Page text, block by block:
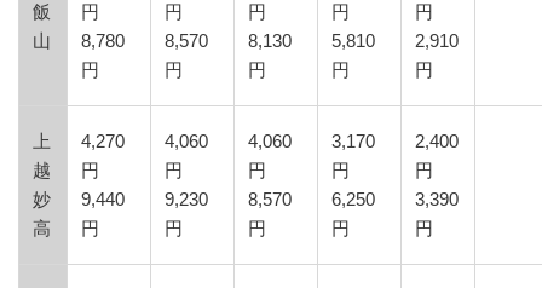
飯
山
円
8,780
円
円
8,570
円
円
8,130
円
円
5,810
円
円
2,910
円
上
越
妙
高
4,270
円
9,440
円
4,060
円
9,230
円
4,060
円
8,570
円
3,170
円
6,250
円
2,400
円
3,390
円